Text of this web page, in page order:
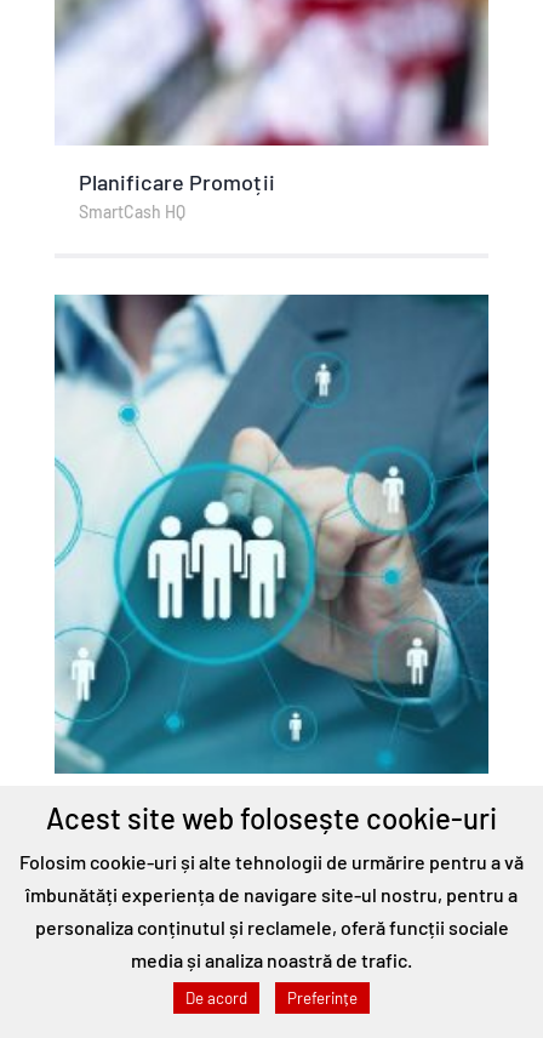
Planificare Promoții
SmartCash HQ
Management Angajați
Acest site web folosește cookie-uri
Folosim cookie-uri și alte tehnologii de urmărire pentru a vă
îmbunătăți experiența de navigare site-ul nostru, pentru a
personaliza conținutul și reclamele, oferă funcții sociale
media și analiza noastră de trafic.
De acord Preferințe